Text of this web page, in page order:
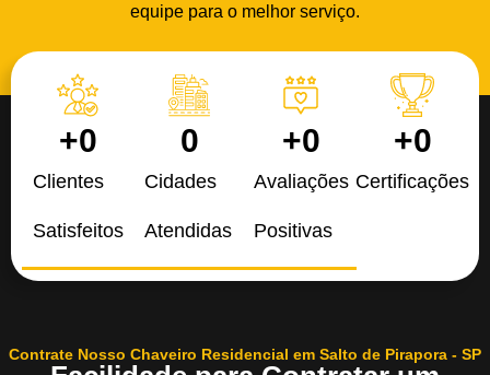
equipe para o melhor serviço.
Clientes
Satisfeitos
+0
Cidades
Atendidas
0
Avaliações
Positivas
+0
Certificações
+0
Contrate Nosso Chaveiro Residencial em Salto de Pirapora - SP